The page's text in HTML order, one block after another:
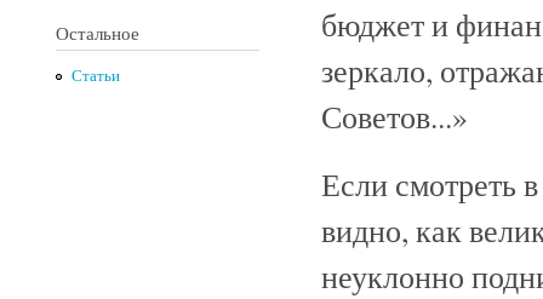
Остальное
Статьи
бюджет и
зеркало,
Советов...»
Если смотреть
видно, как
неуклонно